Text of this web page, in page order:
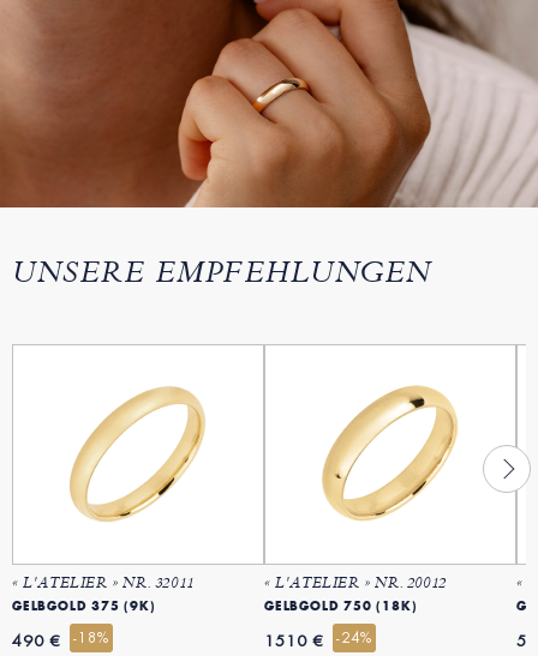
UNSERE EMPFEHLUNGEN
« L'ATELIER » NR. 32011
GELBGOLD 375 (9K)
490 € -18%
« L'ATELIER » NR. 20012
GELBGOLD 750 (18K)
1510 € -24%
«